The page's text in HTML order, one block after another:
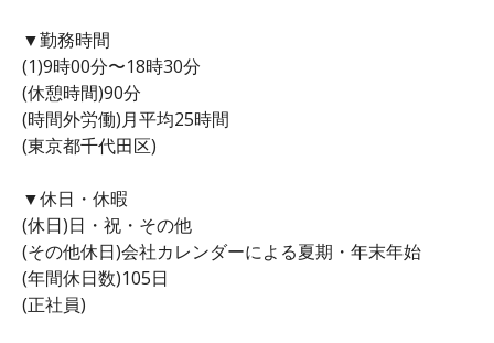
▼勤務時間
(1)9時00分〜18時30分
(休憩時間)90分
(時間外労働)月平均25時間
(東京都千代田区)
▼休日・休暇
(休日)日・祝・その他
(その他休日)会社カレンダーによる夏期・年末年始
(年間休日数)105日
(正社員)